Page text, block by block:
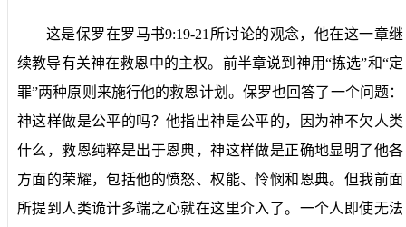
这是保罗在罗马书9:19-21 所讨论的观念，他在这一章继
续教导有关神在救恩中的主权。前半章说到神用“拣选”和“定
罪”两种原则来施行他的救恩计划。保罗也回答了一个问题：
神这样做是公平的吗？他指出神是公平的，因为神不欠人类
什么，救恩纯粹是出于恩典，神这样做是正确地显明了他各
方面的荣耀，包括他的愤怒、权能、怜悯和恩典。但我前面
所提到人类诡计多端之心就在这里介入了。一个人即使无法